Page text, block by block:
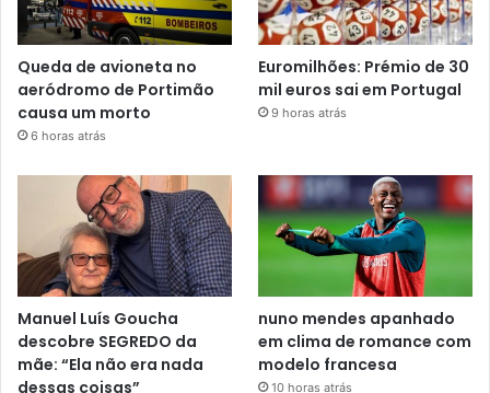
Queda de avioneta no
aeródromo de Portimão
causa um morto
6 horas atrás
Euromilhões: Prémio de 30
mil euros sai em Portugal
9 horas atrás
Manuel Luís Goucha
descobre SEGREDO da
mãe: “Ela não era nada
dessas coisas”
nuno mendes apanhado
em clima de romance com
modelo francesa
10 horas atrás